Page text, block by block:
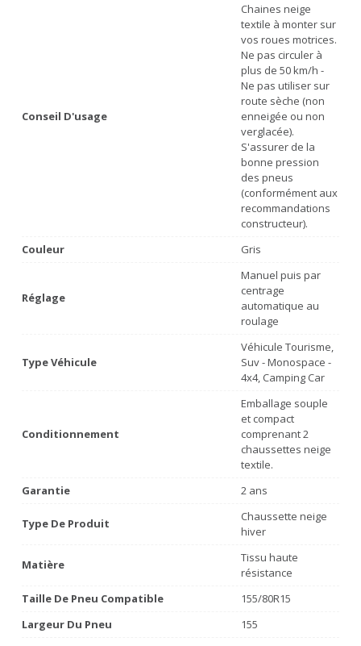
Conseil D'usage
Chaines neige
textile à monter sur
vos roues motrices.
Ne pas circuler à
plus de 50 km/h -
Ne pas utiliser sur
route sèche (non
enneigée ou non
verglacée).
S'assurer de la
bonne pression
des pneus
(conformément aux
recommandations
constructeur).
Couleur
Gris
Réglage
Manuel puis par
centrage
automatique au
roulage
Type Véhicule
Véhicule Tourisme,
Suv - Monospace -
4x4, Camping Car
Conditionnement
Emballage souple
et compact
comprenant 2
chaussettes neige
textile.
Garantie
2 ans
Type De Produit
Chaussette neige
hiver
Matière
Tissu haute
résistance
Taille De Pneu Compatible
155/80R15
Largeur Du Pneu
155